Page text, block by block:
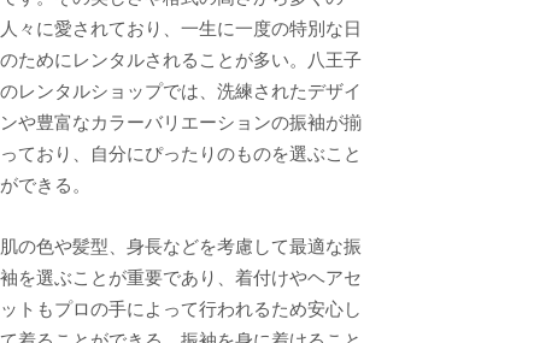
人々に愛されており、一生に一度の特別な日
のためにレンタルされることが多い。八王子
のレンタルショップでは、洗練されたデザイ
ンや豊富なカラーバリエーションの振袖が揃
っており、自分にぴったりのものを選ぶこと
ができる。
肌の色や髪型、身長などを考慮して最適な振
袖を選ぶことが重要であり、着付けやヘアセ
ットもプロの手によって行われるため安心し